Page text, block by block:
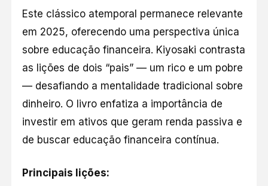
Este clássico atemporal permanece relevante
em 2025, oferecendo uma perspectiva única
sobre educação financeira. Kiyosaki contrasta
as lições de dois “pais” — um rico e um pobre
— desafiando a mentalidade tradicional sobre
dinheiro. O livro enfatiza a importância de
investir em ativos que geram renda passiva e
de buscar educação financeira contínua.​
Principais lições: